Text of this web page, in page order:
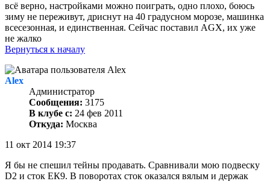
всё верно, настройками можно поиграть, одно плохо, боюсь
зиму не переживут, дриснут на 40 градусном морозе, машинка
всесезонная, и единственная. Сейчас поставил AGX, их уже
не жалко
Вернуться к началу
Alex
Администратор
Сообщения: 3175
В клубе с: 24 фев 2011
Откуда: Москва
11 окт 2014 19:37
Я бы не спешил тейны продавать. Сравнивали мою подвеску
D2 и сток ЕК9. В поворотах сток оказался вялым и держак